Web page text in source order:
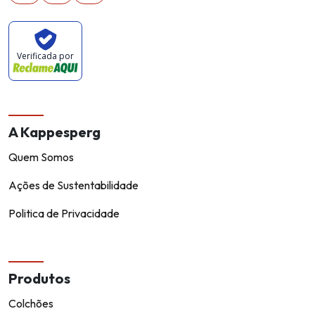
Verificada por
A Kappesperg
Quem Somos
Ações de Sustentabilidade
Politica de Privacidade
Produtos
Colchões